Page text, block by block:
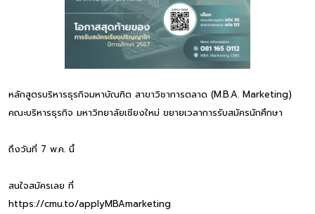
หลักสูตรบริหารธุรกิจมหาบัณฑิต สาขาวิชาการตลาด (M.B.A. Marketing)
คณะบริหารธุรกิจ มหาวิทยาลัยเชียงใหม่ ขยายเวลาการรับสมัครนักศึกษา
ถึงวันที่ 7 พ.ค. นี้
สนใจสมัครเลย ที่
https://cmu.to/applyMBAmarketing